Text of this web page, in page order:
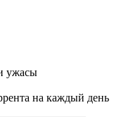
ужасы
на каждый день